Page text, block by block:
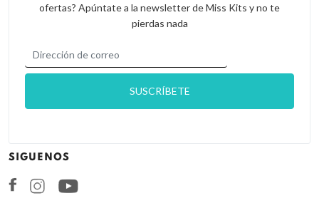
ofertas? Apúntate a la newsletter de Miss Kits y no te
pierdas nada
SIGUENOS
FacebookInstagram